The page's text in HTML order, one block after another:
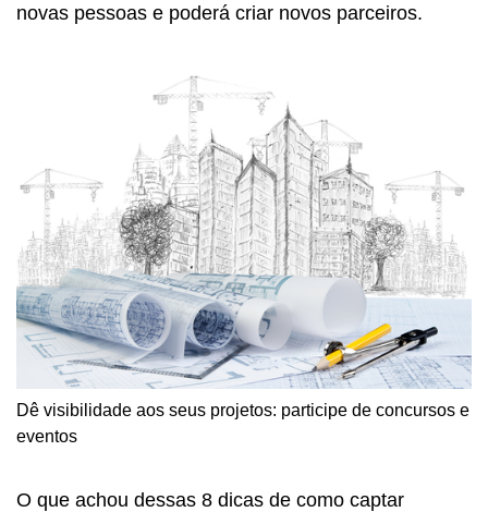
novas pessoas e poderá criar novos parceiros.
Dê visibilidade aos seus projetos: participe de concursos e
eventos
O que achou dessas 8 dicas de como captar